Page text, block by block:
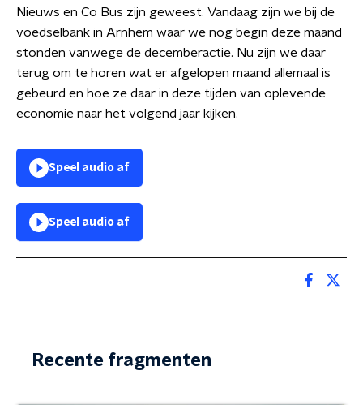
Nieuws en Co Bus zijn geweest. Vandaag zijn we bij de
voedselbank in Arnhem waar we nog begin deze maand
stonden vanwege de decemberactie. Nu zijn we daar
terug om te horen wat er afgelopen maand allemaal is
gebeurd en hoe ze daar in deze tijden van oplevende
economie naar het volgend jaar kijken.
Speel audio af
Speel audio af
Recente fragmenten